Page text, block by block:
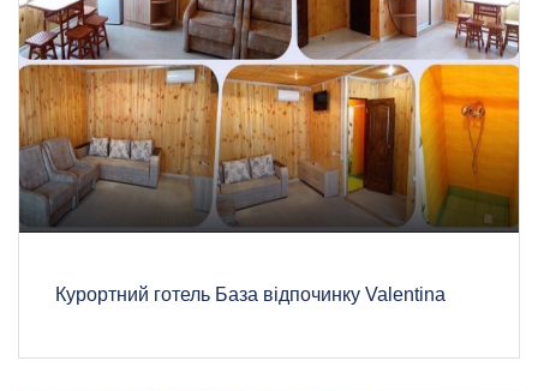
Курортний готель База відпочинку Valentina